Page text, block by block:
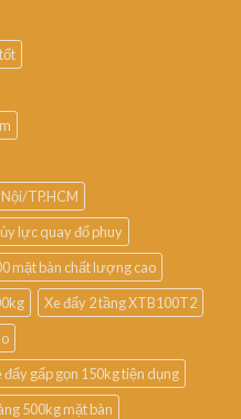
TP.HCM
lực quay đổ phuy
mặt bàn chất lượng cao
Xe đẩy 2 tầng XTB100T2
đẩy gấp gọn 150kg tiện dụng
500kg mặt bàn